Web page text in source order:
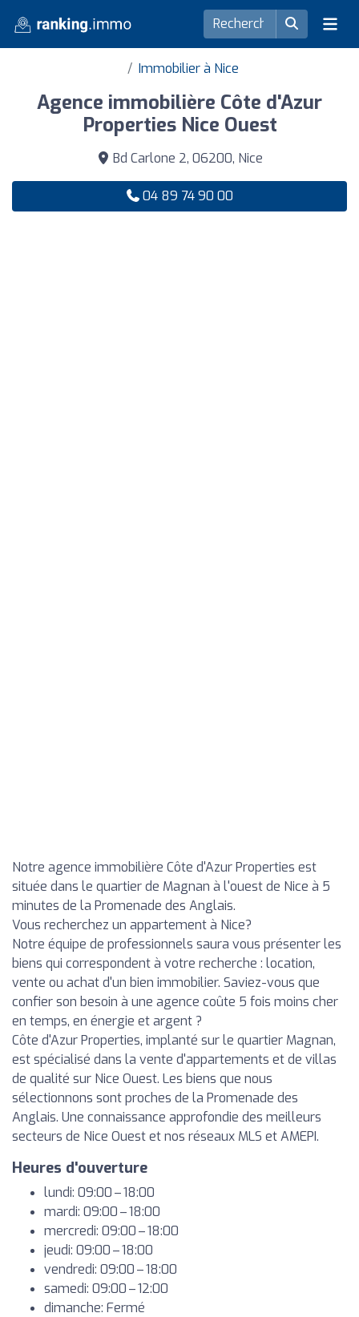
Immobilier à Nice
Agence immobilière Côte d'Azur
Properties Nice Ouest
Bd Carlone 2, 06200, Nice
04 89 74 90 00
Notre agence immobilière Côte d'Azur Properties est
située dans le quartier de Magnan à l'ouest de Nice à 5
minutes de la Promenade des Anglais.
Vous recherchez un appartement à Nice?
Notre équipe de professionnels saura vous présenter les
biens qui correspondent à votre recherche : location,
vente ou achat d'un bien immobilier. Saviez-vous que
confier son besoin à une agence coûte 5 fois moins cher
en temps, en énergie et argent ?
Côte d'Azur Properties, implanté sur le quartier Magnan,
est spécialisé dans la vente d'appartements et de villas
de qualité sur Nice Ouest. Les biens que nous
sélectionnons sont proches de la Promenade des
Anglais. Une connaissance approfondie des meilleurs
secteurs de Nice Ouest et nos réseaux MLS et AMEPI.
Heures d'ouverture
lundi: 09:00 – 18:00
mardi: 09:00 – 18:00
mercredi: 09:00 – 18:00
jeudi: 09:00 – 18:00
vendredi: 09:00 – 18:00
samedi: 09:00 – 12:00
dimanche: Fermé